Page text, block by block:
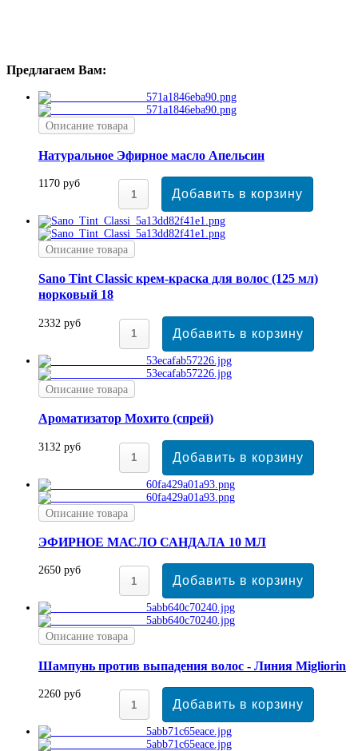
Предлагаем Вам:
Описание товара
Натуральное Эфирное масло Апельсин
1170 руб
Описание товара
Sano Tint Classic крем-краска для волос (125 мл)
норковый 18
2332 руб
Описание товара
Ароматизатор Мохито (спрей)
3132 руб
Описание товара
ЭФИРНОЕ МАСЛО САНДАЛА 10 МЛ
2650 руб
Описание товара
Шампунь против выпадения волос - Линия Migliorin
2260 руб